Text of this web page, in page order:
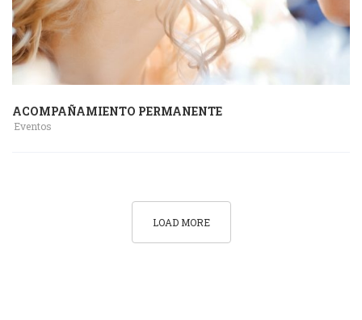
ACOMPAÑAMIENTO PERMANENTE
Eventos
LOAD MORE